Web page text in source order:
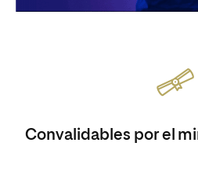
Convalidables por el